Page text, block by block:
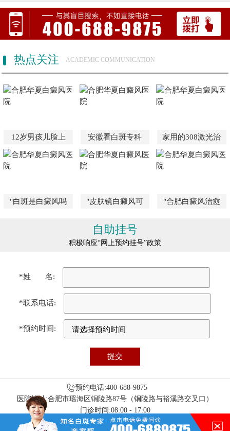
热点关注 ACADEMIC COMMUNICATION
12岁男孩儿脸上 安徽看白斑专科 家用的308激光治
"白斑是白癜风吗 "皮肤镜白癜风可 "合肥白癜风治愈
自助挂号
积极响应“网上预约挂号”政策
*姓 名:
*联系电话:
*预约时间:
预约电话:400-688-9875
医院地址:合肥市瑶海区铜陵路87号（铜陵路与裕溪路交叉口）
门诊时间:08:00 - 17:00
免责声明：本站图/文均来自于网络收集，仅供病友参考，不作为医疗诊
在的，请讲！